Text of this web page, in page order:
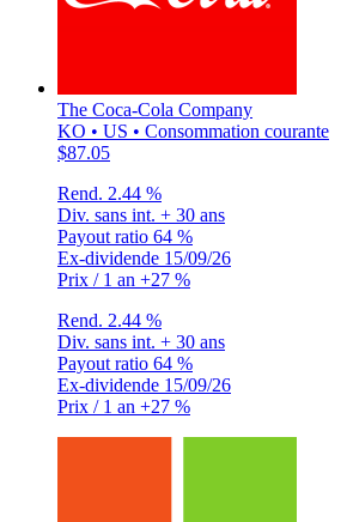
The Coca-Cola Company
KO • US • Consommation courante
$87.05
Rend. 2.44 %
Div. sans int. + 30 ans
Payout ratio 64 %
Ex-dividende 15/09/26
Prix / 1 an +27 %
Rend. 2.44 %
Div. sans int. + 30 ans
Payout ratio 64 %
Ex-dividende 15/09/26
Prix / 1 an +27 %